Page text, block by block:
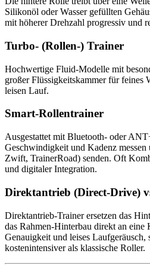
Silikonöl oder Wasser gefüllten
mit höherer Drehzahl progressiv und
Turbo- (Rollen-) Trainer
Hochwertige Fluid-Modelle mit
großer Flüssigkeitskammer für feines
leisen Lauf.
Smart-Rollentrainer
Ausgestattet mit Bluetooth- oder
Geschwindigkeit und Kadenz
Zwift, TrainerRoad) senden. Oft
und digitaler Integration.
Direktantrieb (Direct-Drive)
Direktantrieb-Trainer ersetzen das
das Rahmen-Hinterbau direkt an eine
Genauigkeit und leises Laufgeräusch,
kostenintensiver als klassische Roller.